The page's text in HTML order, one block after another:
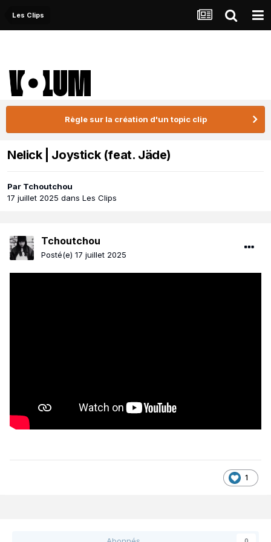
Les Clips
Règle sur la création d'un topic clip
Nelick | Joystick (feat. Jäde)
Par Tchoutchou
17 juillet 2025 dans Les Clips
Tchoutchou
Posté(e) 17 juillet 2025
1